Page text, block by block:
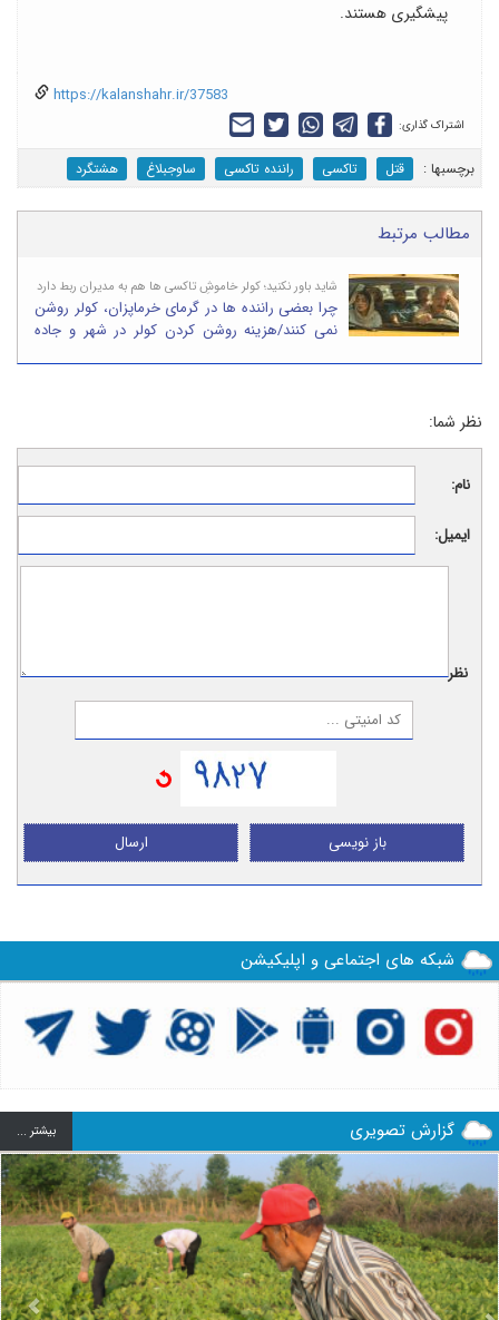
پیشگیری هستند.
https://kalanshahr.ir/37583
اشتراک گذاری:
برچسب‎ها : قتل تاکسی راننده تاکسی ساوجبلاغ هشتگرد
مطالب مرتبط
شاید باور نکنید؛ کولر خاموشِ تاکسی ها هم به مدیران ربط دارد
چرا بعضی راننده ها در گرمای خرماپزان، کولر روشن
نمی کنند/هزینه روشن کردن کولر در شهر و جاده
نظر شما:
نام:
ایمیل:
نظر:
ارسال باز نویسی
شبکه های اجتماعی و اپلیکیشن
گزارش تصویری بيشتر ...